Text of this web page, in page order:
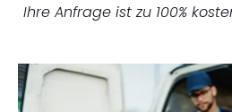
Ihre Anfrage ist zu 100%